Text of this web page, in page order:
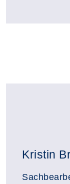
Kristin